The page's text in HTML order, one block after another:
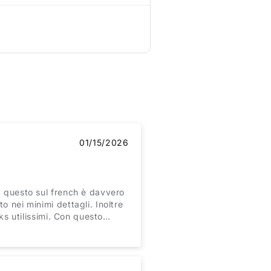
01/15/2026
sul french è davvero
nei minimi dettagli. Inoltre
utilissimi. Con questo